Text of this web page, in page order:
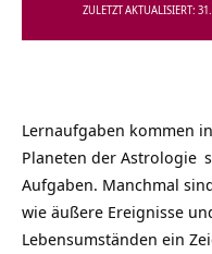
ZULETZT AKTUALISIERT:
Lernaufgaben kommen
Planeten der Astrologie
Aufgaben. Manchmal
wie äußere Ereignisse
Lebensumständen ein